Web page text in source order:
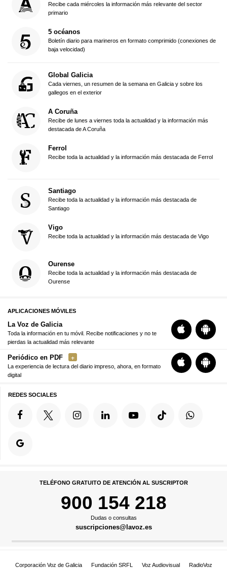
Recibe cada miércoles la información más relevante del sector
primario
5 océanos
Boletín diario para marineros en formato comprimido (conexiones de
baja velocidad)
Global Galicia
Cada viernes, un resumen de la semana en Galicia y sobre los
gallegos en el exterior
A Coruña
Recibe de lunes a viernes toda la actualidad y la información más
destacada de A Coruña
Ferrol
Recibe toda la actualidad y la información más destacada de Ferrol
Santiago
Recibe toda la actualidad y la información más destacada de
Santiago
Vigo
Recibe toda la actualidad y la información más destacada de Vigo
Ourense
Recibe toda la actualidad y la información más destacada de
Ourense
APLICACIONES MÓVILES
La Voz de Galicia
Toda la información en tu móvil. Recibe notificaciones y no te
pierdas la actualidad más relevante
Periódico en PDF
La experiencia de lectura del diario impreso, ahora, en formato
digital
REDES SOCIALES
TELÉFONO GRATUITO DE ATENCIÓN AL SUSCRIPTOR
900 154 218
Dudas o consultas
suscripciones@lavoz.es
Corporación Voz de Galicia Fundación SRFL Voz Audiovisual RadioVoz